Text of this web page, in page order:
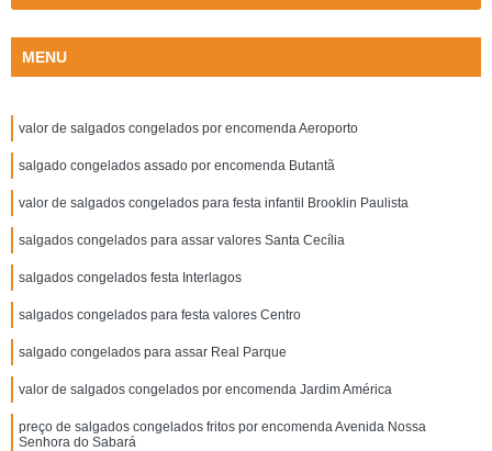
MENU
valor de salgados congelados por encomenda Aeroporto
salgado congelados assado por encomenda Butantã
valor de salgados congelados para festa infantil Brooklin Paulista
salgados congelados para assar valores Santa Cecília
salgados congelados festa Interlagos
salgados congelados para festa valores Centro
salgado congelados para assar Real Parque
valor de salgados congelados por encomenda Jardim América
preço de salgados congelados fritos por encomenda Avenida Nossa
Senhora do Sabará